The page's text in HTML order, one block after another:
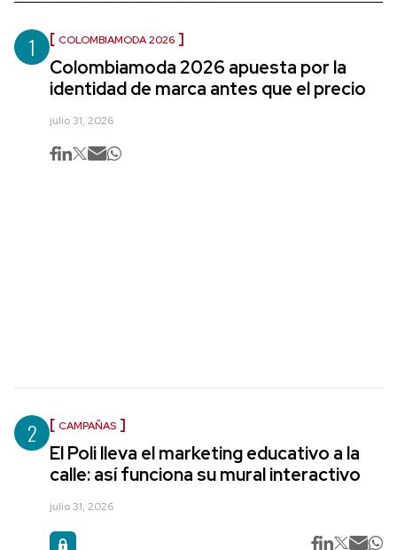
1 COLOMBIAMODA 2026
Colombiamoda 2026 apuesta por la
identidad de marca antes que el precio
julio 31, 2026
2 CAMPAÑAS
El Poli lleva el marketing educativo a la
calle: así funciona su mural interactivo
julio 31, 2026